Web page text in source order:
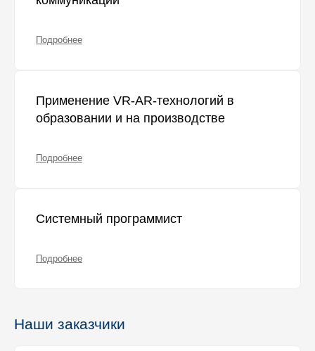
Подробнее
Применение VR-AR-технологий в
образовании и на производстве
Подробнее
Системный программист
Подробнее
Наши заказчики